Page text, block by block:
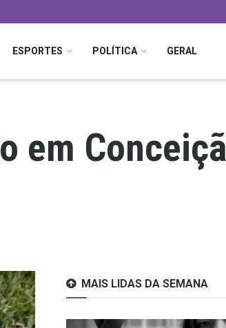
ESPORTES POLÍTICA GERAL
em
MAIS LIDAS DA SEMANA